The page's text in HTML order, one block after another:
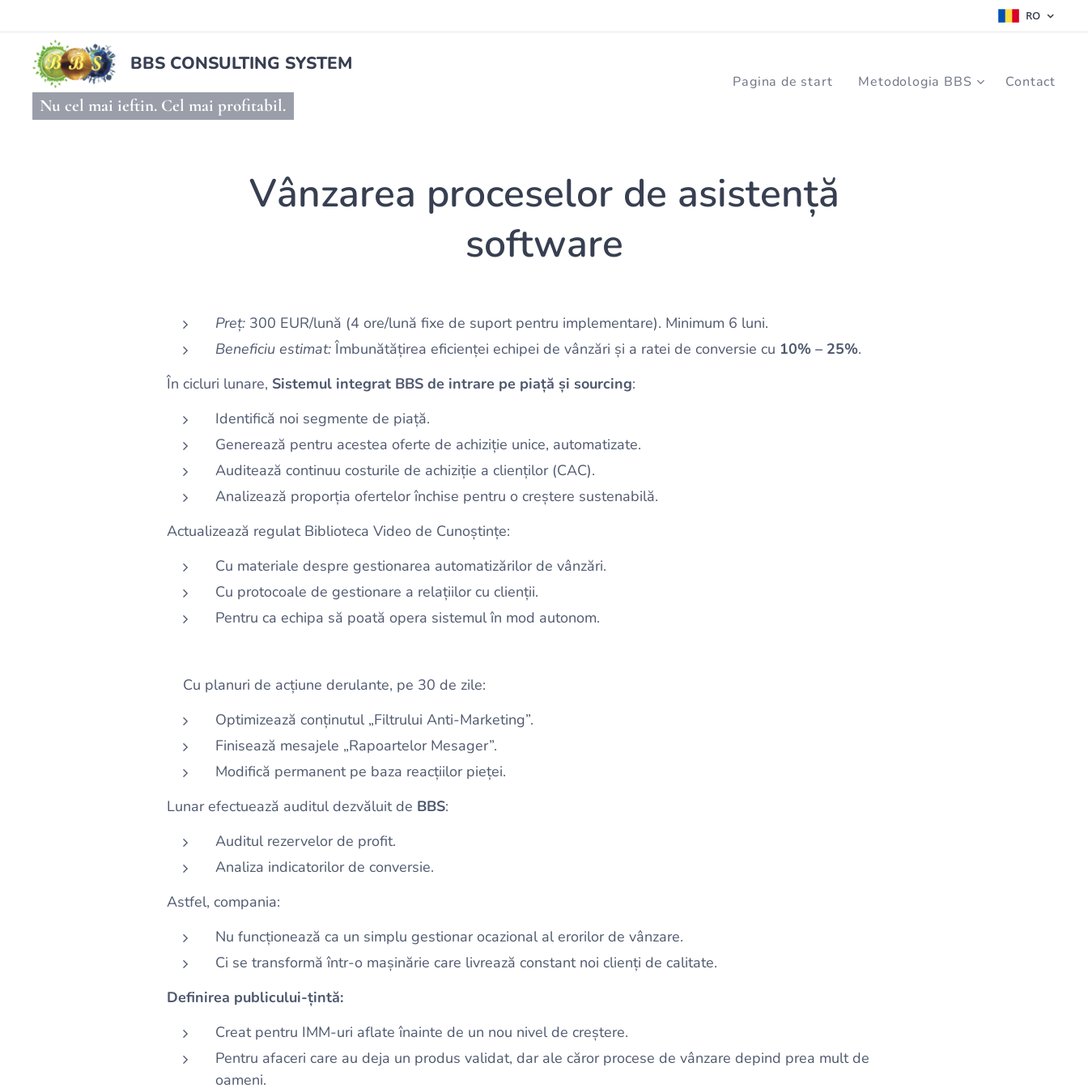
RO
BBS CONSULTING SYSTEM
Nu cel mai ieftin. Cel mai profitabil.
Pagina de start Metodologia BBS Contact
Vânzarea proceselor de asistență
software
Preț:300 EUR/lună (4 ore/lună fixe de suport pentru implementare). Minimum 6 luni.
Beneficiu estimat:Îmbunătățirea eficienței echipei de vânzări și a ratei de conversie cu 10% – 25%.
În cicluri lunare, Sistemul integrat BBS de intrare pe piață și sourcing:
Identifică noi segmente de piață.
Generează pentru acestea oferte de achiziție unice, automatizate.
Auditează continuu costurile de achiziție a clienților (CAC).
Analizează proporția ofertelor închise pentru o creștere sustenabilă.
Actualizează regulat Biblioteca Video de Cunoștințe:
Cu materiale despre gestionarea automatizărilor de vânzări.
Cu protocoale de gestionare a relațiilor cu clienții.
Pentru ca echipa să poată opera sistemul în mod autonom.
Cu planuri de acțiune derulante, pe 30 de zile:
Optimizează conținutul „Filtrului Anti-Marketing”.
Finisează mesajele „Rapoartelor Mesager”.
Modifică permanent pe baza reacțiilor pieței.
Lunar efectuează auditul dezvăluit de BBS:
Auditul rezervelor de profit.
Analiza indicatorilor de conversie.
Astfel, compania:
Nu funcționează ca un simplu gestionar ocazional al erorilor de vânzare.
Ci se transformă într-o mașinărie care livrează constant noi clienți de calitate.
Definirea publicului-țintă:
Creat pentru IMM-uri aflate înainte de un nou nivel de creștere.
Pentru afaceri care au deja un produs validat, dar ale căror procese de vânzare depind prea mult de
oameni.